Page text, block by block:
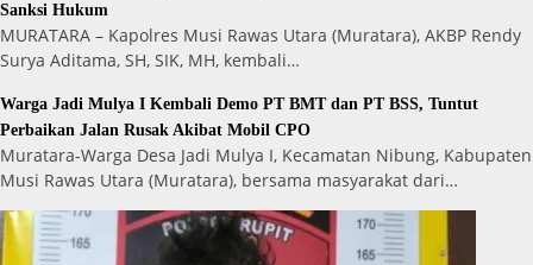
Sanksi Hukum
MURATARA – Kapolres Musi Rawas Utara (Muratara), AKBP Rendy
Surya Aditama, SH, SIK, MH, kembali…
Warga Jadi Mulya I Kembali Demo PT BMT dan PT BSS, Tuntut
Perbaikan Jalan Rusak Akibat Mobil CPO
Muratara-Warga Desa Jadi Mulya I, Kecamatan Nibung, Kabupaten
Musi Rawas Utara (Muratara), bersama masyarakat dari…